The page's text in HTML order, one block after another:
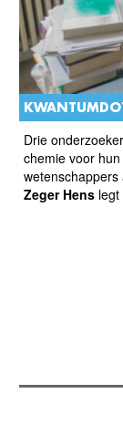
Drie
chemie voor
Zeger Hens legt